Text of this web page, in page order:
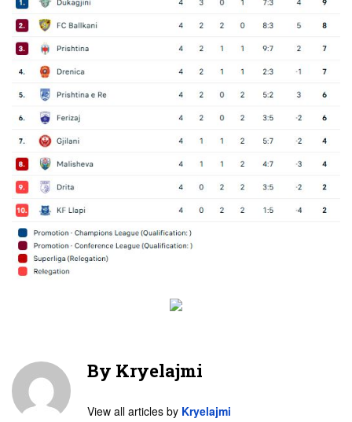
By Kryelajmi
View all articles by Kryelajmi